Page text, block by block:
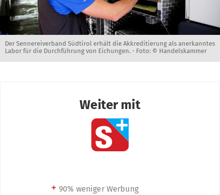
Der Sennereiverband Südtirol erhält die Akkreditierung als anerkanntes
Labor für die Durchführung von Eichungen. - Foto: © Handelskammer